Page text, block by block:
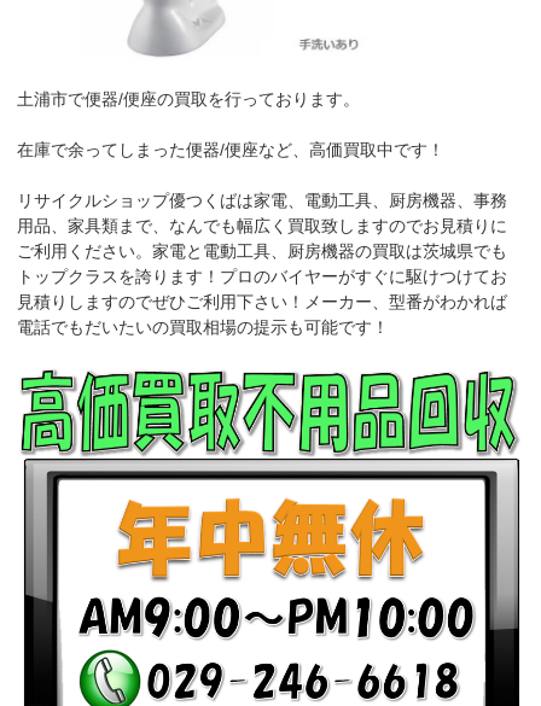
土浦市で便器/便座の買取を行っております。
在庫で余ってしまった便器/便座など、高価買取中です！
リサイクルショップ優つくばは家電、電動工具、厨房機器、事務
用品、家具類まで、なんでも幅広く買取致しますのでお見積りに
ご利用ください。家電と電動工具、厨房機器の買取は茨城県でも
トップクラスを誇ります！プロのバイヤーがすぐに駆けつけてお
見積りしますのでぜひご利用下さい！メーカー、型番がわかれば
電話でもだいたいの買取相場の提示も可能です！